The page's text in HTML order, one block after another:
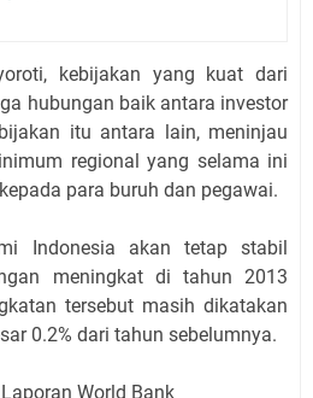
kebijakan yang kuat dari
hubungan baik antara investor
itu antara lain, meninjau
regional yang selama ini
para buruh dan pegawai.
Indonesia akan tetap stabil
meningkat di tahun 2013
tersebut masih dikatakan
0.2% dari tahun sebelumnya.
World Bank